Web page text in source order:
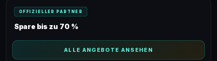
OFFIZIELLER PARTNER
Spare bis zu 70 %
ALLE ANGEBOTE ANSEHEN